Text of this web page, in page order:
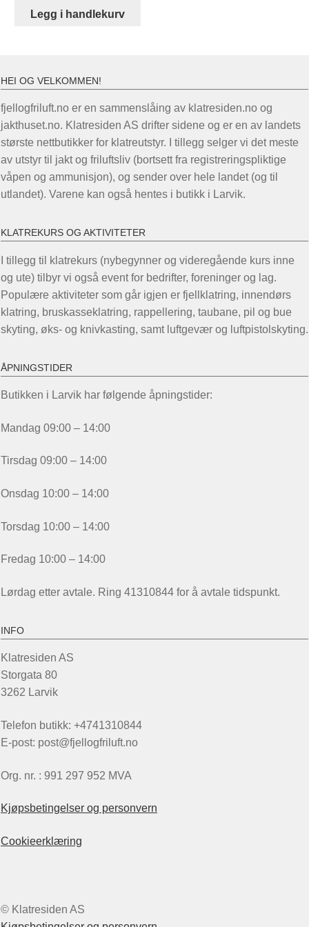
Legg i handlekurv
HEI OG VELKOMMEN!
fjellogfriluft.no er en sammenslåing av klatresiden.no og
jakthuset.no. Klatresiden AS drifter sidene og er en av landets
største nettbutikker for klatreutstyr. I tillegg selger vi det meste
av utstyr til jakt og friluftsliv (bortsett fra registreringspliktige
våpen og ammunisjon), og sender over hele landet (og til
utlandet). Varene kan også hentes i butikk i Larvik.
KLATREKURS OG AKTIVITETER
I tillegg til klatrekurs (nybegynner og videregående kurs inne
og ute) tilbyr vi også event for bedrifter, foreninger og lag.
Populære aktiviteter som går igjen er fjellklatring, innendørs
klatring, bruskasseklatring, rappellering, taubane, pil og bue
skyting, øks- og knivkasting, samt luftgevær og luftpistolskyting.
ÅPNINGSTIDER
Butikken i Larvik har følgende åpningstider:
Mandag 09:00 – 14:00
Tirsdag 09:00 – 14:00
Onsdag 10:00 – 14:00
Torsdag 10:00 – 14:00
Fredag 10:00 – 14:00
Lørdag etter avtale. Ring 41310844 for å avtale tidspunkt.
INFO
Klatresiden AS
Storgata 80
3262 Larvik
Telefon butikk: +4741310844
E-post: post@fjellogfriluft.no
Org. nr. : 991 297 952 MVA
Kjøpsbetingelser og personvern
Cookieerklæring
© Klatresiden AS